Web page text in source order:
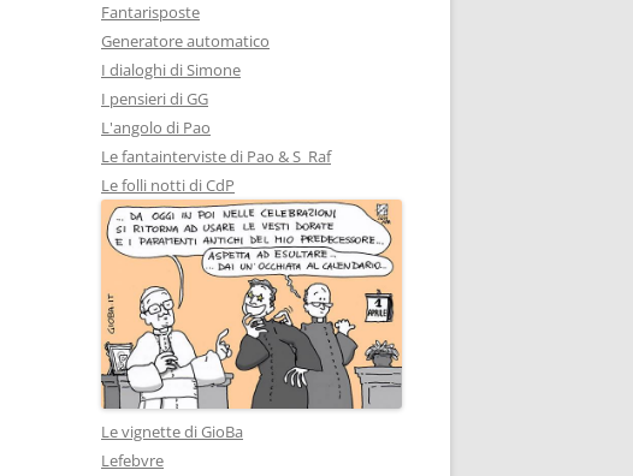
Fantarisposte
Generatore automatico
I dialoghi di Simone
I pensieri di GG
L'angolo di Pao
Le fantainterviste di Pao & S_Raf
Le folli notti di CdP
Le vignette di GioBa
Lefebvre